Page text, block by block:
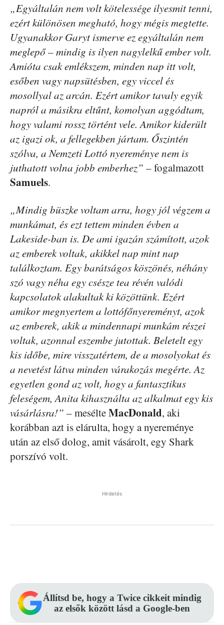
„Egyáltalán nem volt kötelessége ilyesmit tenni,
ezért különösen megható, hogy mégis megtette.
Ugyanakkor Garyt ismerve ez egyáltalán nem
meglepő – mindig is ilyen nagylelkű ember volt.
Amióta csak emlékszem, minden nap itt volt,
esőben vagy napsütésben, egy viccel és
mosollyal az arcán. Ezért amikor tavaly egyik
napról a másikra eltűnt, komolyan aggódtam,
hogy valami rossz történt vele. Amikor kiderült
az igazi ok, a fellegekben jártam. Őszintén
szólva, a Nemzeti Lottó nyereménye nem is
juthatott volna jobb emberhez” – fogalmazott
Samuels.
„Mindig büszke voltam arra, hogy jól végzem a
munkámat, és ezt tettem minden évben a
Lakeside-ban is. De ami igazán számított, azok
az emberek voltak, akikkel nap mint nap
találkoztam. Egy barátságos köszönés, néhány
szó vagy néha egy csésze tea révén valódi
kapcsolatok alakultak ki közöttünk. Ezért
amikor megnyertem a lottófőnyereményt, azok
az emberek, akik a mindennapi munkám részei
voltak, azonnal eszembe jutottak. Beletelt egy
kis időbe, mire visszatértem, de a mosolyokat és
a nevetést látva minden várakozás megérte. Az
egyetlen gond az volt, hogy a fantasztikus
feleségem, Anita kihasználta az alkalmat egy kis
vásárlásra!” – mesélteMacDonald, aki
korábban azt is elárulta, hogy a nyereménye
után az első dolog, amit vásárolt, egy Shark
porszívó volt.
Hirdetés
Állítsd be, hogy a Twice cikkeit mindig
az elsők között lásd a Google-ben